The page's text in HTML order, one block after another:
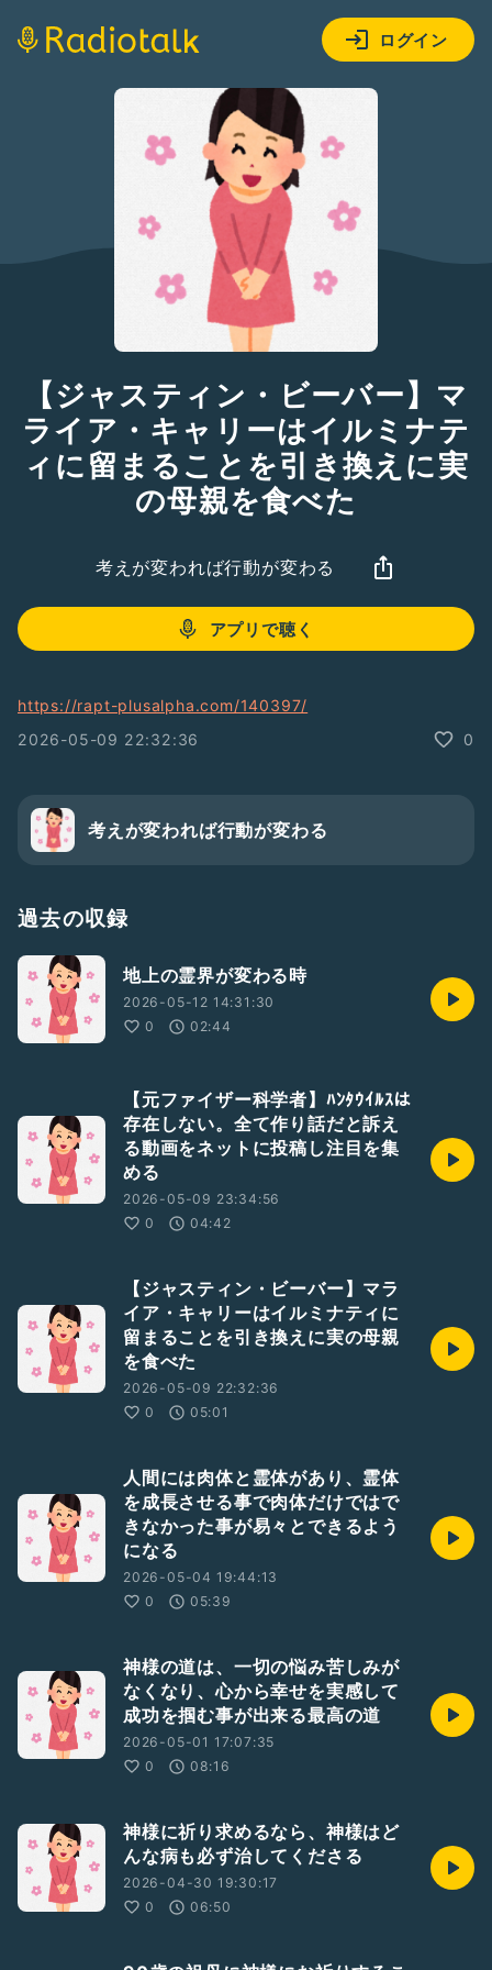
ログイン
【ジャスティン・ビーバー】マ
ライア・キャリーはイルミナテ
ィに留まることを引き換えに実
の母親を食べた
考えが変われば行動が変わる
アプリで聴く
https://rapt-plusalpha.com/140397/
2026-05-09 22:32:36
0
考えが変われば行動が変わる
過去の収録
地上の霊界が変わる時
2026-05-12 14:31:30
0
02:44
【元ファイザー科学者】ﾊﾝﾀｳｲﾙｽは
存在しない。全て作り話だと訴え
る動画をネットに投稿し注目を集
める
2026-05-09 23:34:56
0
04:42
【ジャスティン・ビーバー】マラ
イア・キャリーはイルミナティに
留まることを引き換えに実の母親
を食べた
2026-05-09 22:32:36
0
05:01
人間には肉体と霊体があり、霊体
を成長させる事で肉体だけではで
きなかった事が易々とできるよう
になる
2026-05-04 19:44:13
0
05:39
神様の道は、一切の悩み苦しみが
なくなり、心から幸せを実感して
成功を掴む事が出来る最高の道
2026-05-01 17:07:35
0
08:16
神様に祈り求めるなら、神様はど
んな病も必ず治してくださる
2026-04-30 19:30:17
0
06:50